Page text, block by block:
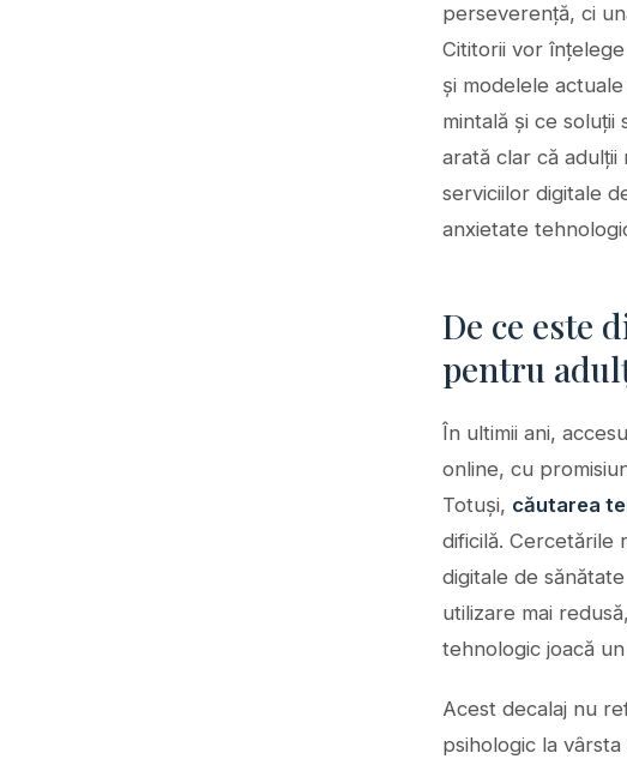
perseverență, ci
Cititorii vor
și modelele
mintală și ce
arată clar că
serviciilor digitale
anxietate
De ce este
pentru
În ultimii ani,
online, cu
Totuși, căutarea
dificilă. Cercetările
digitale de
utilizare mai
tehnologic joacă
Acest decalaj nu
psihologic la